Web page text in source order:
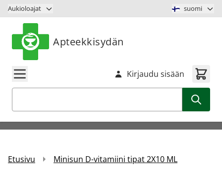
Siirry sisältöön
Aukioloajat suomi
Apteekkisydän
Kirjaudu sisään
Etusivu Minisun D-vitamiini tipat 2X10 ML